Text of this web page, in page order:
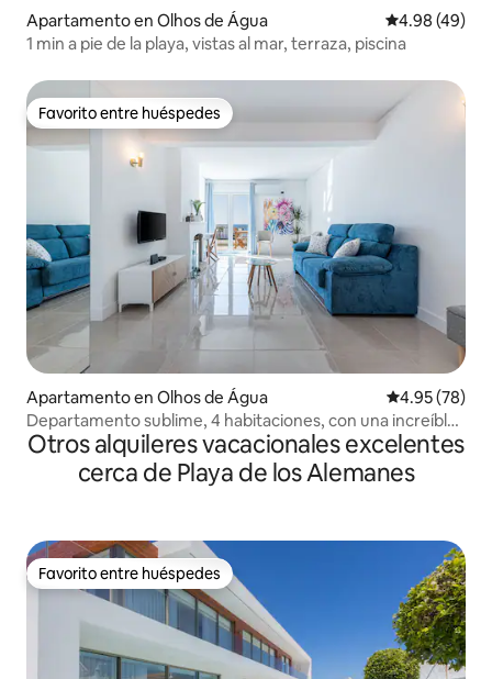
Apartamento en Olhos de Água Calificación
4.98 (49)
1 min a pie de la playa, vistas al mar, terraza, piscina
Favorito entre huéspedes
Favorito entre huéspedes
Apartamento en Olhos de Água Calificación
4.95 (78)
Departamento sublime, 4 habitaciones, con una increíble
vista al mar
Otros alquileres vacacionales excelentes
cerca de Playa de los Alemanes
Favorito entre huéspedes
Favorito entre huéspedes